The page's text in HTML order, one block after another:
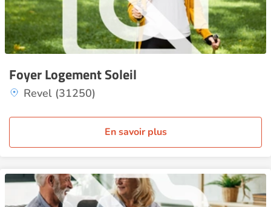
Foyer Logement Soleil
Revel (31250)
En savoir plus